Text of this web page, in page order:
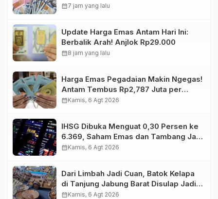
calendar_month7 jam yang lalu
Update Harga Emas Antam Hari Ini:
Berbalik Arah! Anjlok Rp29.000
calendar_month8 jam yang lalu
Harga Emas Pegadaian Makin Ngegas!
Antam Tembus Rp2,787 Juta per
Gram
calendar_monthKamis, 6 Agt 2026
IHSG Dibuka Menguat 0,30 Persen ke
6.369, Saham Emas dan Tambang Jadi
Penggerak
calendar_monthKamis, 6 Agt 2026
Dari Limbah Jadi Cuan, Batok Kelapa
di Tanjung Jabung Barat Disulap Jadi
Kerajinan Bernilai Tinggi
calendar_monthKamis, 6 Agt 2026